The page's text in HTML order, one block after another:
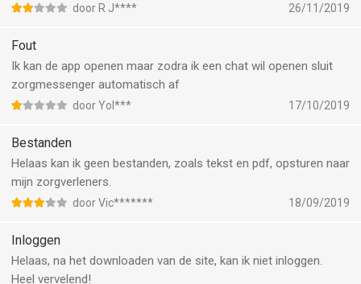
door R J**** 26/11/2019
Fout
Ik kan de app openen maar zodra ik een chat wil openen sluit
zorgmessenger automatisch af
door Yol*** 17/10/2019
Bestanden
Helaas kan ik geen bestanden, zoals tekst en pdf, opsturen naar
mijn zorgverleners.
door Vic******* 18/09/2019
Inloggen
Helaas, na het downloaden van de site, kan ik niet inloggen.
Heel vervelend!